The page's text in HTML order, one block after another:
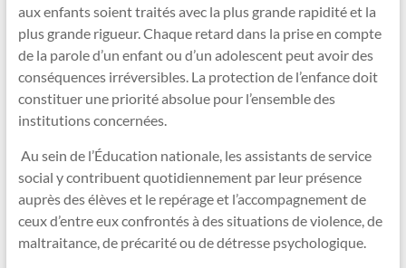
aux enfants soient traités avec la plus grande rapidité et la
plus grande rigueur. Chaque retard dans la prise en compte
de la parole d’un enfant ou d’un adolescent peut avoir des
conséquences irréversibles. La protection de l’enfance doit
constituer une priorité absolue pour l’ensemble des
institutions concernées.
Au sein de l’Éducation nationale, les assistants de service
social y contribuent quotidiennement par leur présence
auprès des élèves et le repérage et l’accompagnement de
ceux d’entre eux confrontés à des situations de violence, de
maltraitance, de précarité ou de détresse psychologique.